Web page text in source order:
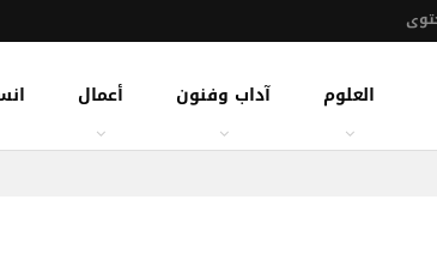
العلوم آداب وفنون أعمال